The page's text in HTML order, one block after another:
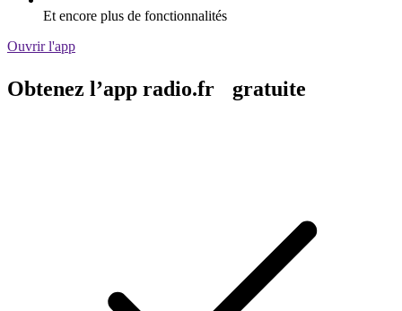
Et encore plus de fonctionnalités
Ouvrir l'app
Obtenez l’app radio.fr gratuite